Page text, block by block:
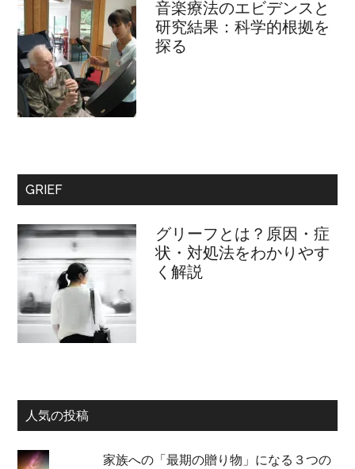
音楽療法のエビデンスと
研究結果：科学的根拠を
探る
GRIEF
グリーフとは？原因・症
状・対処法をわかりやす
く解説
人気の投稿
家族への「最期の贈り物」になる３つの